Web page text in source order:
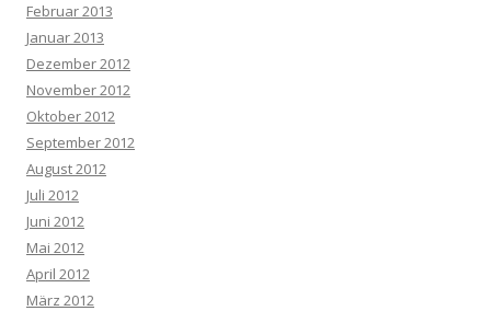
Februar 2013
Januar 2013
Dezember 2012
November 2012
Oktober 2012
September 2012
August 2012
Juli 2012
Juni 2012
Mai 2012
April 2012
März 2012